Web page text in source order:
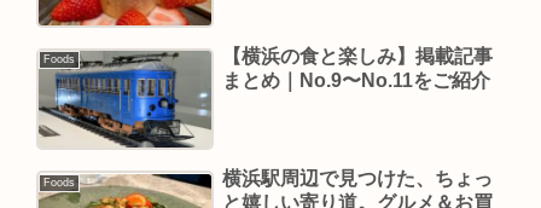
Foods
【横浜の食と楽しみ】掲載記事
まとめ｜No.9〜No.11をご紹介
Foods
横浜駅周辺で見つけた、ちょっ
と嬉しい寄り道。グルメ＆お買